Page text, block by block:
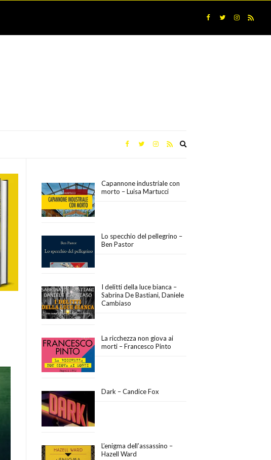
Capannone industriale con
morto – Luisa Martucci
Lo specchio del pellegrino –
Ben Pastor
I delitti della luce bianca –
Sabrina De Bastiani, Daniele
Cambiaso
La ricchezza non giova ai
morti – Francesco Pinto
Dark – Candice Fox
L’enigma dell’assassino –
Hazell Ward